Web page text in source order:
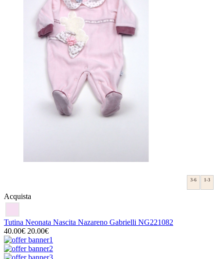
1-3
3-6
Acquista
Tutina Neonata Nascita Nazareno Gabrielli NG221082
40.00€ 20.00€